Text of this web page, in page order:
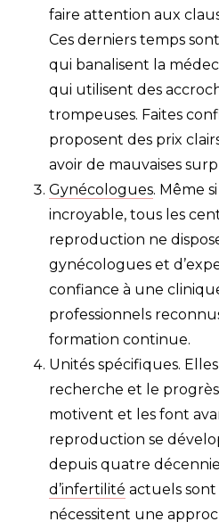
faire attention aux
Ces derniers temps
qui banalisent la
qui utilisent des
trompeuses. Faites
proposent des prix
avoir de mauvaises
Gynécologues. Même
incroyable, tous les
reproduction ne
gynécologues et
confiance à une
professionnels
formation continue.
Unités spécifiques.
recherche et le
motivent et les font
reproduction se
depuis quatre
d’infertilité actuels
nécessitent une